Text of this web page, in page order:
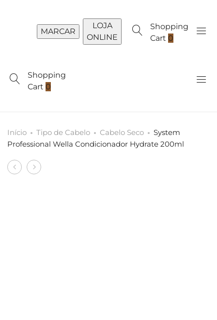
MARCAR
LOJA
ONLINE
Shopping
Cart 0
Shopping
Cart 0
Início Tipo de Cabelo Cabelo Seco
System
Professional Wella Condicionador Hydrate 200ml
Produto
System
System